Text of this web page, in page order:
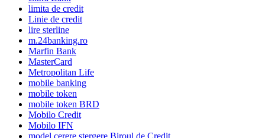
limita de credit
Linie de credit
lire sterline
m.24banking.ro
Marfin Bank
MasterCard
Metropolitan Life
mobile banking
mobile token
mobile token BRD
Mobilo Credit
Mobilo IFN
model cerere stergere Biroul de Credit